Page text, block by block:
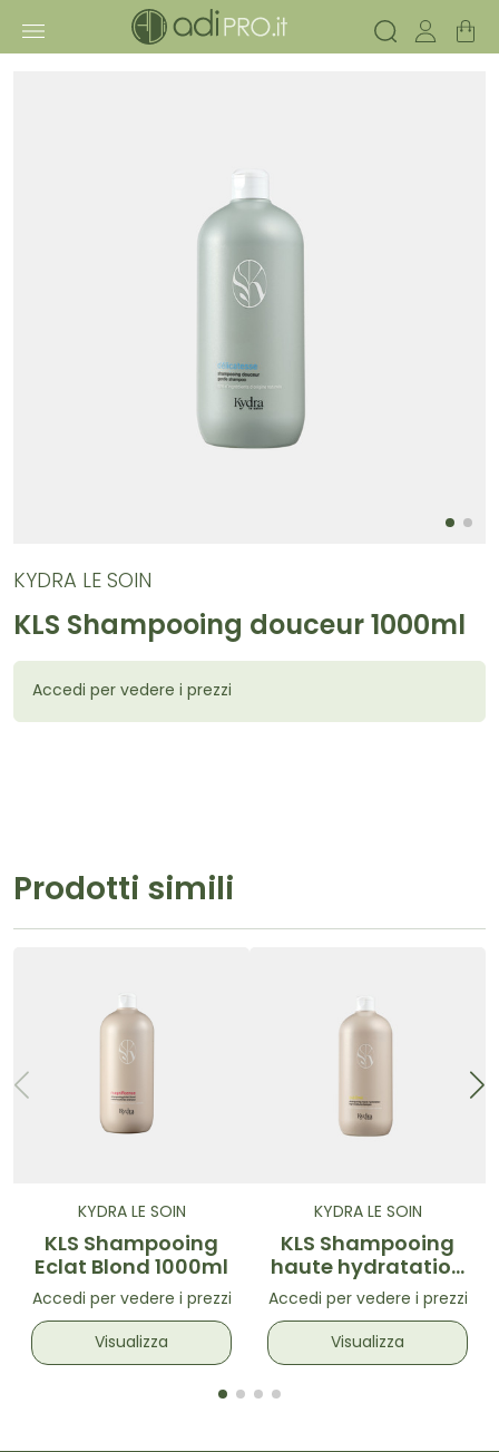
KYDRA LE SOIN
KLS Shampooing douceur 1000ml
Accedi per vedere i prezzi
Prodotti simili
KYDRA LE SOIN
KLS Shampooing
Eclat Blond 1000ml
Accedi per vedere i prezzi
Visualizza
KYDRA LE SOIN
KLS Shampooing
haute hydratation
1000ml
Accedi per vedere i prezzi
Visualizza